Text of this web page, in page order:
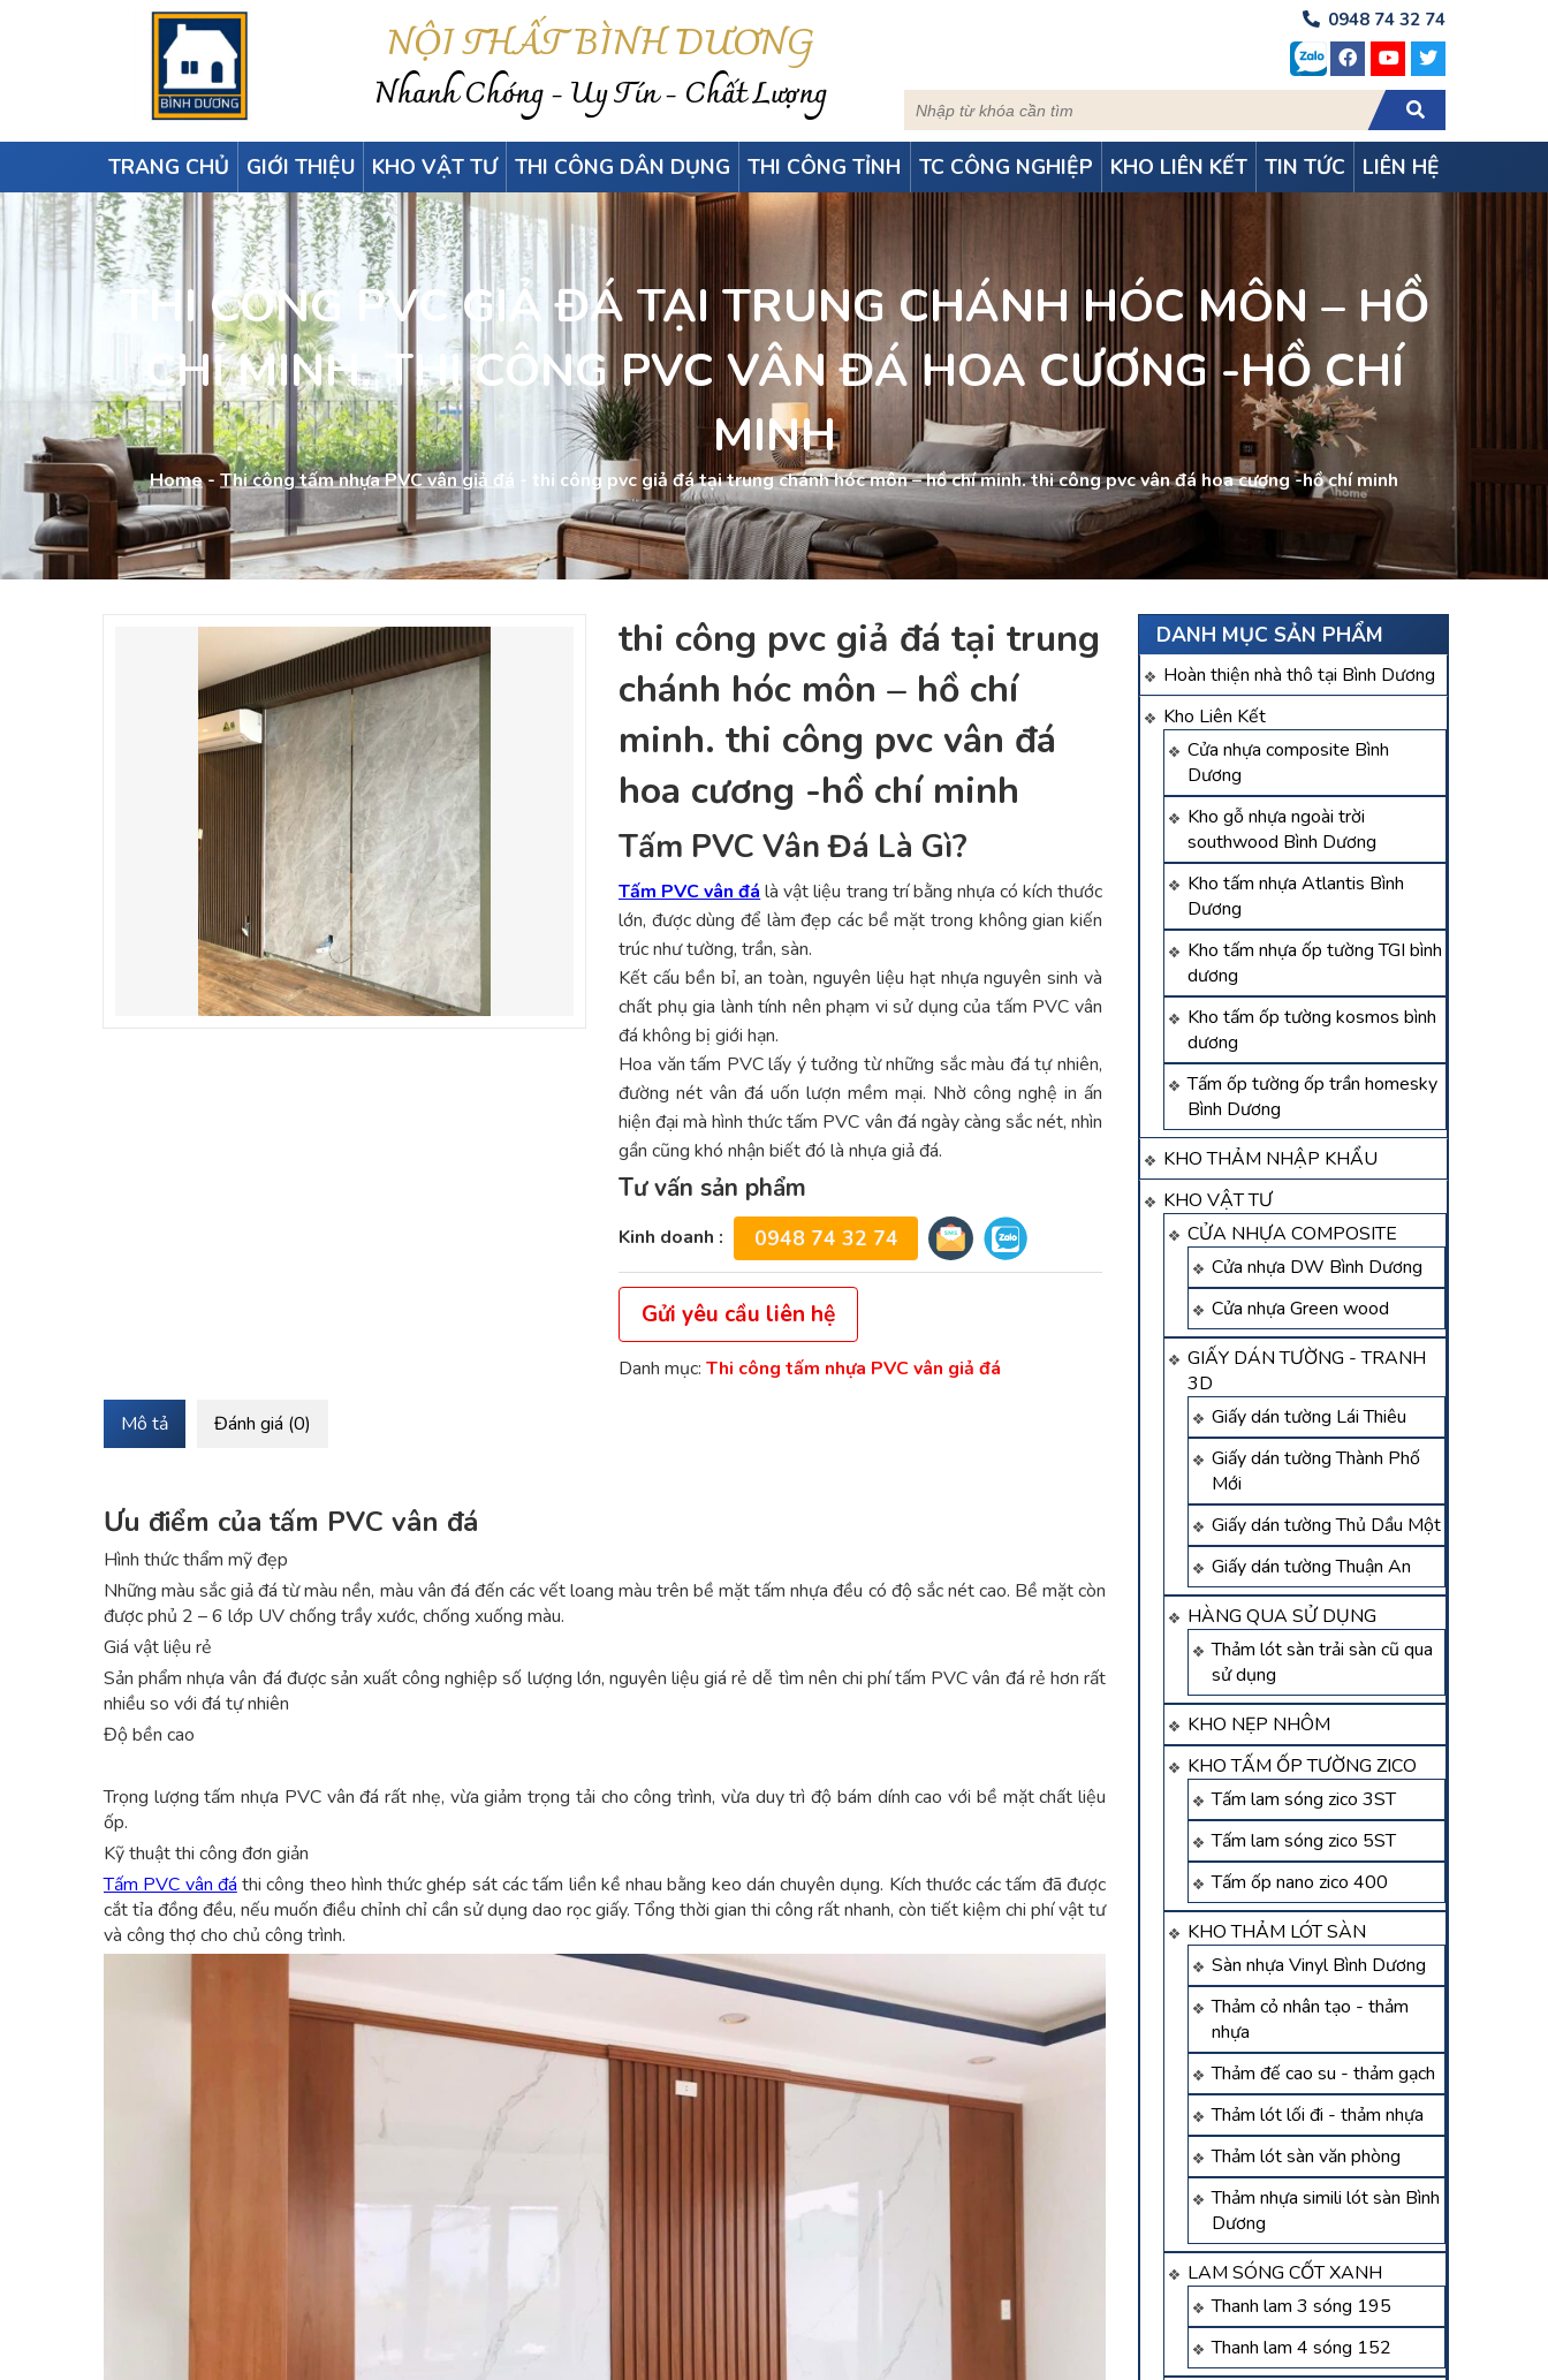
NỘI THẤT BÌNH DƯƠNG
Nhanh Chóng - Uy Tín - Chất Lượng
0948 74 32 74
TRANG CHỦ GIỚI THIỆU KHO VẬT TƯ THI CÔNG DÂN DỤNG THI CÔNG TỈNH TC CÔNG NGHIỆP KHO LIÊN KẾT TIN TỨC LIÊN HỆ
THI CÔNG PVC GIẢ ĐÁ TẠI TRUNG CHÁNH HÓC MÔN – HỒ
CHÍ MINH. THI CÔNG PVC VÂN ĐÁ HOA CƯƠNG -HỒ CHÍ
MINH
Home-Thi công tấm nhựa PVC vân giả đá - thi công pvc giả đá tại trung chánh hóc môn – hồ chí minh. thi công pvc vân đá hoa cương -hồ chí minh
DANH MỤC SẢN PHẨM
Hoàn thiện nhà thô tại Bình Dương
Kho Liên Kết
Cửa nhựa composite Bình
Dương
Kho gỗ nhựa ngoài trời
southwood Bình Dương
Kho tấm nhựa Atlantis Bình
Dương
Kho tấm nhựa ốp tường TGI bình
dương
Kho tấm ốp tường kosmos bình
dương
Tấm ốp tường ốp trần homesky
Bình Dương
KHO THẢM NHẬP KHẨU
KHO VẬT TƯ
CỬA NHỰA COMPOSITE
Cửa nhựa DW Bình Dương
Cửa nhựa Green wood
GIẤY DÁN TƯỜNG - TRANH
3D
Giấy dán tường Lái Thiêu
Giấy dán tường Thành Phố
Mới
Giấy dán tường Thủ Dầu Một
Giấy dán tường Thuận An
HÀNG QUA SỬ DỤNG
Thảm lót sàn trải sàn cũ qua
sử dụng
KHO NẸP NHÔM
KHO TẤM ỐP TƯỜNG ZICO
Tấm lam sóng zico 3ST
Tấm lam sóng zico 5ST
Tấm ốp nano zico 400
KHO THẢM LÓT SÀN
Sàn nhựa Vinyl Bình Dương
Thảm cỏ nhân tạo - thảm
nhựa
Thảm đế cao su - thảm gạch
Thảm lót lối đi - thảm nhựa
Thảm lót sàn văn phòng
Thảm nhựa simili lót sàn Bình
Dương
LAM SÓNG CỐT XANH
Thanh lam 3 sóng 195
Thanh lam 4 sóng 152
thi công pvc giả đá tại trung
chánh hóc môn – hồ chí
minh. thi công pvc vân đá
hoa cương -hồ chí minh
Tấm PVC Vân Đá Là Gì?
Tấm PVC vân đá là vật liệu trang trí bằng nhựa có kích thước
lớn, được dùng để làm đẹp các bề mặt trong không gian kiến
trúc như tường, trần, sàn.
Kết cấu bền bỉ, an toàn, nguyên liệu hạt nhựa nguyên sinh và
chất phụ gia lành tính nên phạm vi sử dụng của tấm PVC vân
đá không bị giới hạn.
Hoa văn tấm PVC lấy ý tưởng từ những sắc màu đá tự nhiên,
đường nét vân đá uốn lượn mềm mại. Nhờ công nghệ in ấn
hiện đại mà hình thức tấm PVC vân đá ngày càng sắc nét, nhìn
gần cũng khó nhận biết đó là nhựa giả đá.
Tư vấn sản phẩm
Kinh doanh : 0948 74 32 74
Gửi yêu cầu liên hệ
Danh mục: Thi công tấm nhựa PVC vân giả đá
Mô tả Đánh giá (0)
Ưu điểm của tấm PVC vân đá
Hình thức thẩm mỹ đẹp
Những màu sắc giả đá từ màu nền, màu vân đá đến các vết loang màu trên bề mặt tấm nhựa đều có độ sắc nét cao. Bề mặt còn
được phủ 2 – 6 lớp UV chống trầy xước, chống xuống màu.
Giá vật liệu rẻ
Sản phẩm nhựa vân đá được sản xuất công nghiệp số lượng lớn, nguyên liệu giá rẻ dễ tìm nên chi phí tấm PVC vân đá rẻ hơn rất
nhiều so với đá tự nhiên
Độ bền cao
Trọng lượng tấm nhựa PVC vân đá rất nhẹ, vừa giảm trọng tải cho công trình, vừa duy trì độ bám dính cao với bề mặt chất liệu
ốp.
Kỹ thuật thi công đơn giản
Tấm PVC vân đá thi công theo hình thức ghép sát các tấm liền kề nhau bằng keo dán chuyên dụng. Kích thước các tấm đã được
cắt tỉa đồng đều, nếu muốn điều chỉnh chỉ cần sử dụng dao rọc giấy. Tổng thời gian thi công rất nhanh, còn tiết kiệm chi phí vật tư
và công thợ cho chủ công trình.